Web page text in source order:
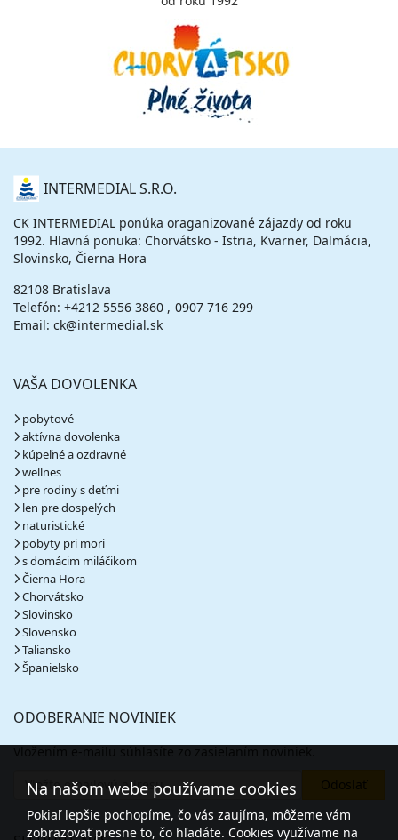
O
NÁS INTERMEDIAL S.R.O.
CK INTERMEDIAL ponúka oraganizované zájazdy od roku
1992. Hlavná ponuka: Chorvátsko - Istria, Kvarner, Dalmácia,
Slovinsko, Čierna Hora
82108 Bratislava
Telefón: +4212 5556 3860
0907 716 299
Email: ck@intermedial.sk
VAŠA DOVOLENKA
pobytové
aktívna dovolenka
kúpeľné a ozdravné
wellnes
pre rodiny s deťmi
len pre dospelých
naturistické
pobyty pri mori
s domácim miláčikom
Čierna Hora
Chorvátsko
Slovinsko
Slovensko
Taliansko
Španielsko
ODOBERANIE NOVINIEK
Na našom webe používame cookies
Pokiaľ lepšie pochopíme, čo vás zaujíma, môžeme vám
zobrazovať presne to, čo hľadáte. Cookies využívame na